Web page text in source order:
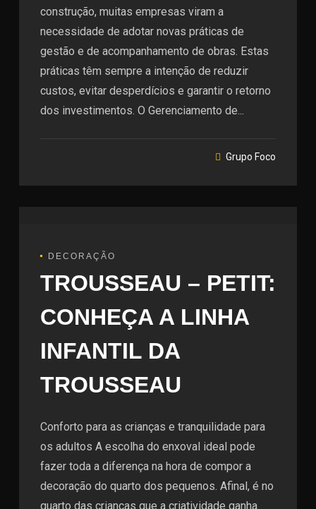
construção, muitas empresas viram a
necessidade de adotar novas práticas de
gestão e de acompanhamento de obras. Estas
práticas têm sempre a intenção de reduzir
custos, evitar desperdícios e garantir o retorno
dos investimentos. O Gerenciamento de...
Grupo Foco
DECORAÇÃO
TROUSSEAU – PETIT:
CONHEÇA A LINHA
INFANTIL DA
TROUSSEAU
Conforto para as crianças e tranquilidade para
os adultos A escolha do enxoval ideal pode
fazer toda a diferença na hora de compor a
decoração do quarto dos pequenos. Afinal, é no
quarto das crianças que a criatividade ganha